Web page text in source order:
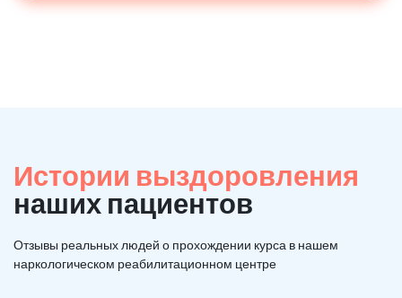
Истории выздоровления
наших пациентов
Отзывы реальных людей о прохождении курса в нашем
наркологическом реабилитационном центре